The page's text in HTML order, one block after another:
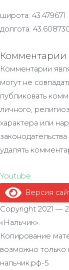
широта: 43.479671
долгота:
Комментарии
Комментарии
могут не
публиковать
личного,
характера или
удалять
Youtube
Версия
Copyright 2021 —
«Нальчик».
Копирование
возможно только
нальчик.рф-5